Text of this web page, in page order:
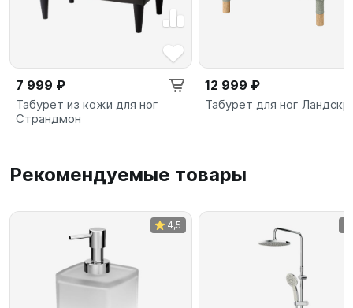
7 999 ₽
Табурет из кожи для ног
Страндмон
12 999 ₽
Табурет для ног
Рекомендуемые товары
4,5